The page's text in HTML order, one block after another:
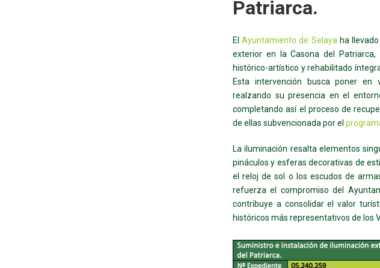
Patriarca.
ElAyuntamiento de Selayaha llevado
exterior en la Casona del
histórico-artístico y rehabilitado
Esta intervención busca poner en
realzando su presencia en el
completando así el proceso de
de ellas subvencionada por el
La iluminación resalta elementos
pináculos y esferas decorativas de
el reloj de sol o los escudos de
refuerza el compromiso del
contribuye a consolidar el valor
históricos más representativos de los